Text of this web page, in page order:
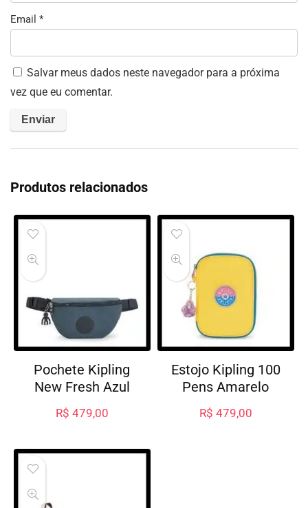
Email *
Salvar meus dados neste navegador para a próxima
vez que eu comentar.
Produtos relacionados
Pochete Kipling
New Fresh Azul
R$ 479,00
Estojo Kipling 100
Pens Amarelo
R$ 479,00